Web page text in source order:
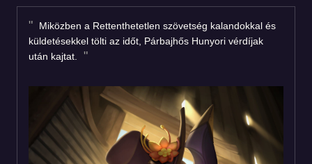
Miközben a Rettenthetetlen szövetség kalandokkal és
küldetésekkel tölti az időt, Párbajhős Hunyori vérdíjak
után kajtat.